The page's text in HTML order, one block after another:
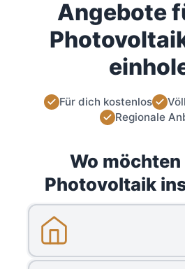
Angebote
Für dich kostenlos
Regionale
Wo möchten
Photovoltaik